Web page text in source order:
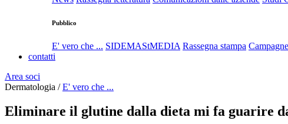
Pubblico
E' vero che ... SIDEMAStMEDIA Rassegna stampa Campagne
contatti
Area soci
Dermatologia /E' vero che ...
Eliminare il glutine dalla dieta mi fa guarire